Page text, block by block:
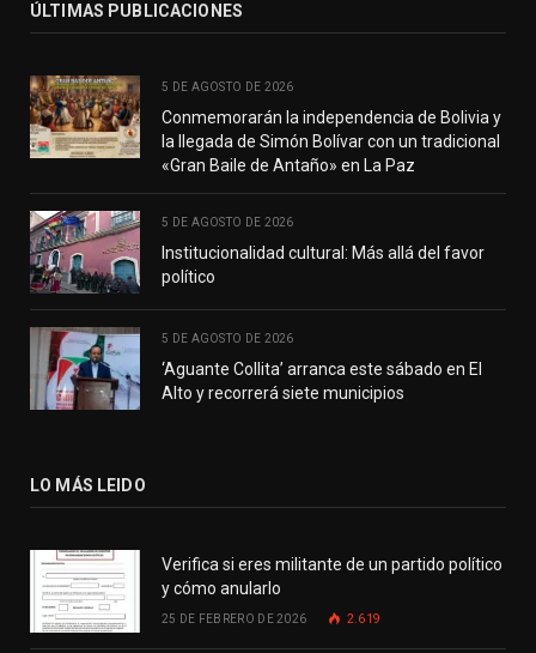
ÚLTIMAS PUBLICACIONES
5 DE AGOSTO DE 2026
Conmemorarán la independencia de Bolivia y
la llegada de Simón Bolívar con un tradicional
«Gran Baile de Antaño» en La Paz
5 DE AGOSTO DE 2026
Institucionalidad cultural: Más allá del favor
político
5 DE AGOSTO DE 2026
‘Aguante Collita’ arranca este sábado en El
Alto y recorrerá siete municipios
LO MÁS LEIDO
Verifica si eres militante de un partido político
y cómo anularlo
25 DE FEBRERO DE 2026 2.619